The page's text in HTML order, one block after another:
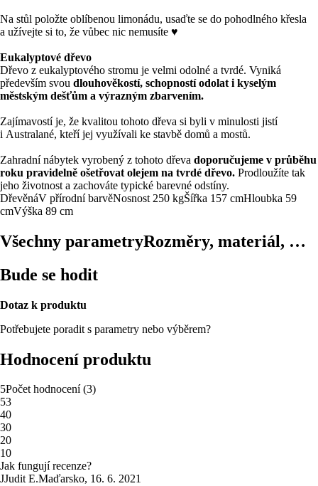
Na stůl položte oblíbenou limonádu, usaďte se do pohodlného křesla
a užívejte si to, že vůbec nic nemusíte ♥
Eukalyptové dřevo
Dřevo z eukalyptového stromu je velmi odolné a tvrdé. Vyniká
především svou dlouhověkostí, schopností odolat i kyselým
městským dešťům a výrazným zbarvením.
Zajímavostí je, že kvalitou tohoto dřeva si byli v minulosti jistí
i Australané, kteří jej využívali ke stavbě domů a mostů.
Zahradní nábytek vyrobený z tohoto dřeva doporučujeme v průběhu
roku pravidelně ošetřovat olejem na tvrdé dřevo. Prodloužíte tak
jeho životnost a zachováte typické barevné odstíny.
DřevěnáV přírodní barvěNosnost 250 kgŠířka 157 cmHloubka 59
cmVýška 89 cm
Všechny parametryRozměry, materiál, …
Bude se hodit
Dotaz k produktu
Potřebujete poradit s parametry nebo výběrem?
Hodnocení produktu
5Počet hodnocení(3)
53
40
30
20
10
Jak fungují recenze?
JJudit E.Maďarsko, 16. 6. 2021